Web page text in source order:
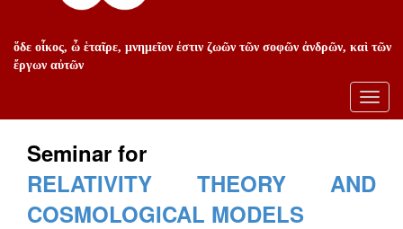
ὅδε οἶκος, ὦ ἑταῖρε, μνημεῖον ἐστιν ζωῶν τῶν σοφῶν ἀνδρῶν, καὶ τῶν
ἔργων αὐτῶν
Seminar for
RELATIVITY THEORY AND
COSMOLOGICAL MODELS